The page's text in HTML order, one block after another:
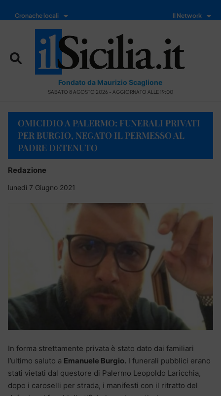
Cronache locali Il Network
Fondato da Maurizio Scaglione
SABATO 8 AGOSTO 2026 - AGGIORNATO ALLE 19:00
OMICIDIO A PALERMO: FUNERALI PRIVATI
PER BURGIO, NEGATO IL PERMESSO AL
PADRE DETENUTO
Redazione
lunedì 7 Giugno 2021
In forma strettamente privata è stato dato dai familiari
l’ultimo saluto a Emanuele Burgio. I funerali pubblici erano
stati vietati dal questore di Palermo Leopoldo Laricchia,
dopo i caroselli per strada, i manifesti con il ritratto del